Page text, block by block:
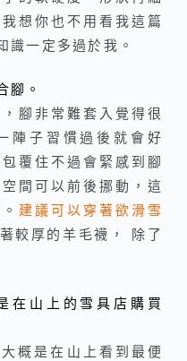
想你也不用看我這篇
識一定多過於我。
腳。
腳非常難套入覺得很
陣子習慣過後就會好
覆住不過會緊感到腳
間可以前後挪動，這
建議可以穿著欲滑雪
較厚的羊毛襪， 除了
在山上的雪具店購買
概是在山上看到最便